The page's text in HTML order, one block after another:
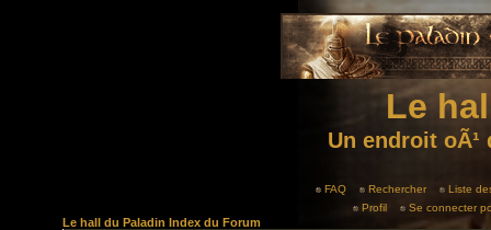
Le
Un endroit
FAQ Rechercher
Liste
Profil
Se connecter
Le hall du Paladin Index du Forum